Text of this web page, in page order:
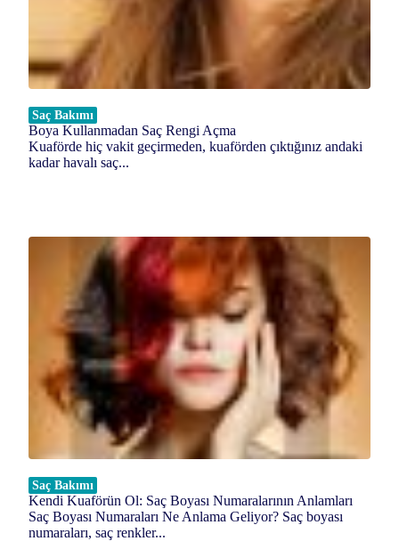
Saç Bakımı
Boya Kullanmadan Saç Rengi Açma
Kuaförde hiç vakit geçirmeden, kuaförden çıktığınız andaki
kadar havalı saç...
Saç Bakımı
Kendi Kuaförün Ol: Saç Boyası Numaralarının Anlamları
Saç Boyası Numaraları Ne Anlama Geliyor? Saç boyası
numaraları, saç renkler...